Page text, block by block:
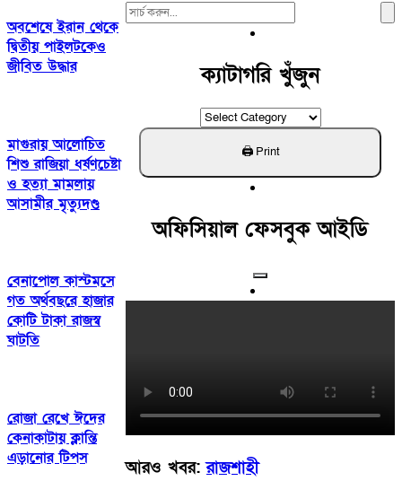
অবশেষে ইরান থেকে
দ্বিতীয় পাইলটকেও
জীবিত উদ্ধার
মাগুরায় আলোচিত
শিশু রাজিয়া ধর্ষণচেষ্টা
ও হত্যা মামলায়
আসামীর মৃত্যুদণ্ড
বেনাপোল কাস্টমসে
গত অর্থবছরে হাজার
কোটি টাকা রাজস্ব
ঘাটতি
রোজা রেখে ঈদের
কেনাকাটায় ক্লান্তি
এড়ানোর টিপস
Search
ক্যাটাগরি খুঁজুন
ক্যাটাগরি
খুঁজুন
অফিসিয়াল ফেসবুক আইডি
আরও খবর:রাজশাহী